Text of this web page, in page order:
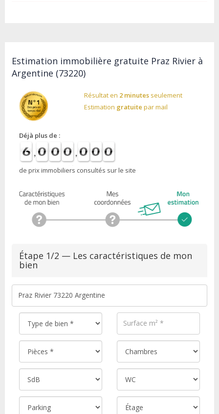
Estimation immobilière gratuite Praz Rivier à
Argentine (73220)
Résultat en 2 minutes seulement
Estimation gratuite par mail
Déjà plus de :
de prix immobiliers consultés sur le site
Étape 1/2 — Les caractéristiques de mon
bien